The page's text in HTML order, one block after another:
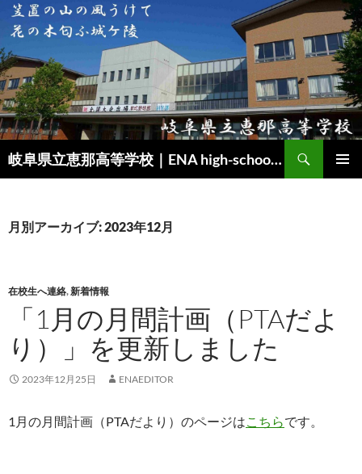
岐阜県立恵那高等学校｜ENA high-school｜SSH（スーパーサイエンスハイスクール）
索
ン
キ
月別アーカイブ: 2023年12月
在校生へ連絡,新着情報
「1月の月間計画（PTAだよ
り）」を更新しました
2023年12月25日 ENAEDITOR
1月の月間計画（PTAだより）のページは こちらです。